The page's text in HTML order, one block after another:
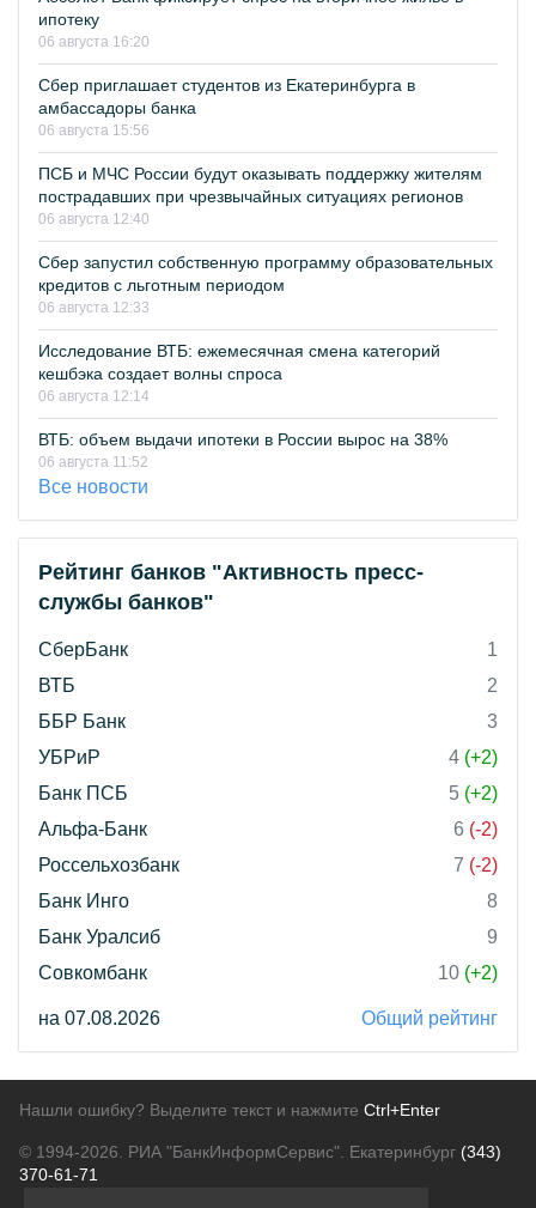
ипотеку
06 августа 16:20
Сбер приглашает студентов из Екатеринбурга в
амбассадоры банка
06 августа 15:56
ПСБ и МЧС России будут оказывать поддержку жителям
пострадавших при чрезвычайных ситуациях регионов
06 августа 12:40
Сбер запустил собственную программу образовательных
кредитов с льготным периодом
06 августа 12:33
Исследование ВТБ: ежемесячная смена категорий
кешбэка создает волны спроса
06 августа 12:14
ВТБ: объем выдачи ипотеки в России вырос на 38%
06 августа 11:52
Все новости
Рейтинг банков "Активность пресс-
службы банков"
СберБанк
1
ВТБ
2
ББР Банк
3
УБРиР
4 (+2)
Банк ПСБ
5 (+2)
Альфа-Банк
6 (-2)
Россельхозбанк
7 (-2)
Банк Инго
8
Банк Уралсиб
9
Совкомбанк
10 (+2)
на 07.08.2026 Общий рейтинг
Нашли ошибку? Выделите текст и нажмите Ctrl+Enter
© 1994-2026. РИА "БанкИнформСервис". Екатеринбург (343)
370-61-71